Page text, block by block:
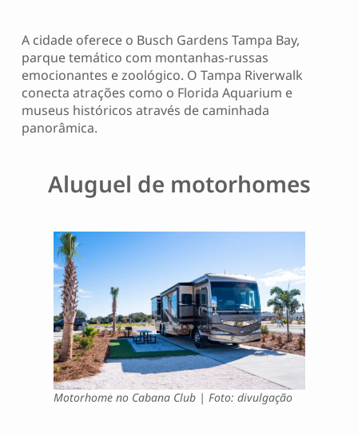
A cidade oferece o Busch Gardens Tampa Bay,
parque temático com montanhas-russas
emocionantes e zoológico. O Tampa Riverwalk
conecta atrações como o Florida Aquarium e
museus históricos através de caminhada
panorâmica.
Aluguel de motorhomes
Motorhome no Cabana Club | Foto: divulgação